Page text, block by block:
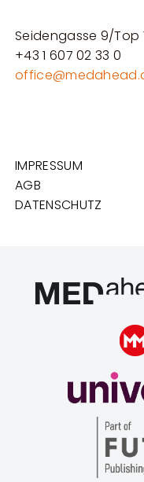
Seidengasse 9/Top
+43 1 607 02 33 0
IMPRESSUM
AGB
DATENSCHUTZ